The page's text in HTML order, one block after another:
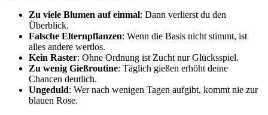
Zu viele Blumen auf einmal: Dann verlierst du den
Überblick.
Falsche Elternpflanzen: Wenn die Basis nicht stimmt, ist
alles andere wertlos.
Kein Raster: Ohne Ordnung ist Zucht nur Glücksspiel.
Zu wenig Gießroutine: Täglich gießen erhöht deine
Chancen deutlich.
Ungeduld: Wer nach wenigen Tagen aufgibt, kommt nie zur
blauen Rose.